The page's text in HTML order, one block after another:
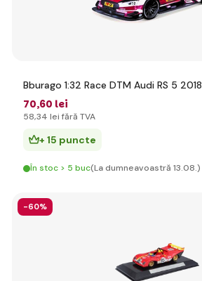
Bburago 1:32 Race DTM Audi RS 5 2018
70,60 lei
58,34 lei fără TVA
+ 15 puncte
În stoc > 5 buc(La dumneavoastră 13.08.)
-60%